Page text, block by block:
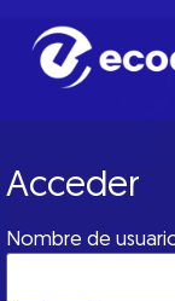
Acceder
Nombre de